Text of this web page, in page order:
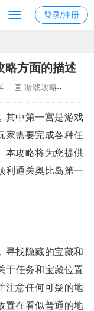
登录/注册
略方面的描述
游戏攻略
其中第一宫是游戏
家需要完成各种任
本攻略将为您提供
利通关奥比岛第一
寻找隐藏的宝藏和
于任务和宝藏位置
注意任何可疑的地
置在看似普通的地